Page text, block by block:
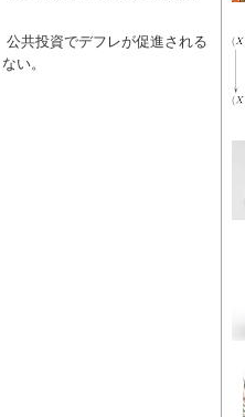
共投資でデフレが促進される
い。